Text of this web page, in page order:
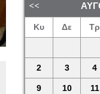
Κυ Δε Τρ
2 3 4
9 10 11